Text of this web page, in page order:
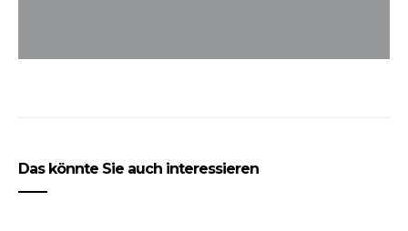
Das könnte Sie auch interessieren